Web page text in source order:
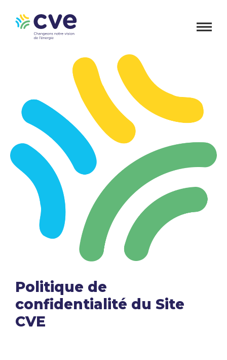
Politique de
confidentialité du Site
CVE